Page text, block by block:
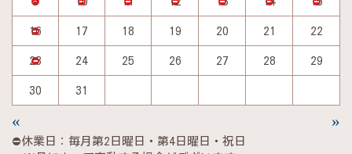
16 17 18 19 20 21 22
23 24 25 26 27 28 29
30 31
« »
⛔休業日：毎月第2日曜日・第4日曜日・祝日